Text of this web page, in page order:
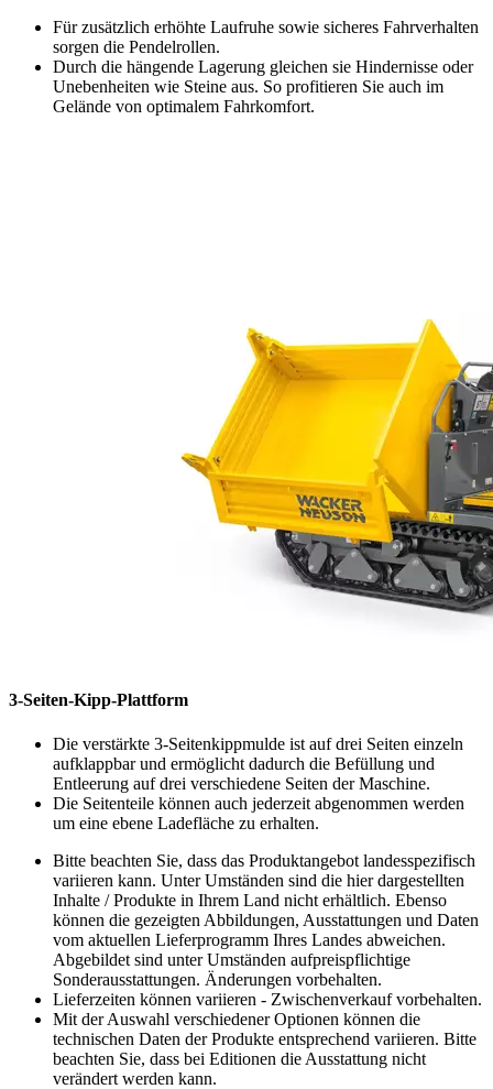
Für zusätzlich erhöhte Laufruhe sowie sicheres Fahrverhalten
sorgen die Pendelrollen.
Durch die hängende Lagerung gleichen sie Hindernisse oder
Unebenheiten wie Steine aus. So profitieren Sie auch im
Gelände von optimalem Fahrkomfort.
3-Seiten-Kipp-Plattform
Die verstärkte 3-Seitenkippmulde ist auf drei Seiten einzeln
aufklappbar und ermöglicht dadurch die Befüllung und
Entleerung auf drei verschiedene Seiten der Maschine.
Die Seitenteile können auch jederzeit abgenommen werden
um eine ebene Ladefläche zu erhalten.
Bitte beachten Sie, dass das Produktangebot landesspezifisch
variieren kann. Unter Umständen sind die hier dargestellten
Inhalte / Produkte in Ihrem Land nicht erhältlich. Ebenso
können die gezeigten Abbildungen, Ausstattungen und Daten
vom aktuellen Lieferprogramm Ihres Landes abweichen.
Abgebildet sind unter Umständen aufpreispflichtige
Sonderausstattungen. Änderungen vorbehalten.
Lieferzeiten können variieren - Zwischenverkauf vorbehalten.
Mit der Auswahl verschiedener Optionen können die
technischen Daten der Produkte entsprechend variieren. Bitte
beachten Sie, dass bei Editionen die Ausstattung nicht
verändert werden kann.